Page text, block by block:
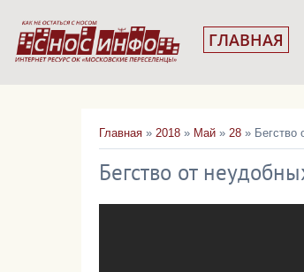
ГЛАВНАЯ
Главная » 2018 » Май » 28 » Бегство
Бегство от